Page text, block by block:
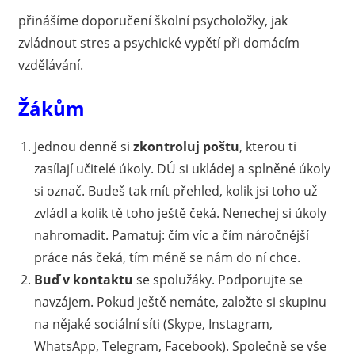
přinášíme doporučení školní psycholožky, jak
zvládnout stres a psychické vypětí při domácím
vzdělávání.
Žákům
Jednou denně si zkontroluj poštu, kterou ti
zasílají učitelé úkoly. DÚ si ukládej a splněné úkoly
si označ. Budeš tak mít přehled, kolik jsi toho už
zvládl a kolik tě toho ještě čeká. Nenechej si úkoly
nahromadit. Pamatuj: čím víc a čím náročnější
práce nás čeká, tím méně se nám do ní chce.
Buď v kontaktu se spolužáky. Podporujte se
navzájem. Pokud ještě nemáte, založte si skupinu
na nějaké sociální síti (Skype, Instagram,
WhatsApp, Telegram, Facebook). Společně se vše